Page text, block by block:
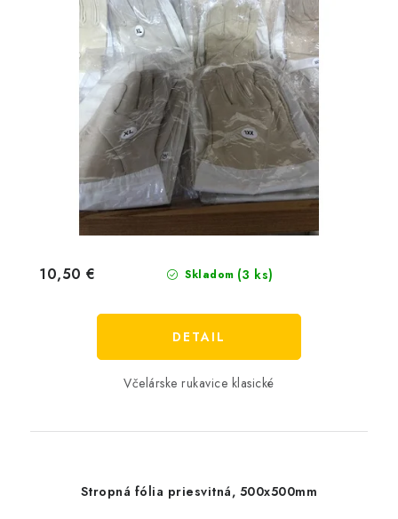
Skladom (3 ks)
10,50 €
DETAIL
Včelárske rukavice klasické
Stropná fólia priesvitná, 500x500mm